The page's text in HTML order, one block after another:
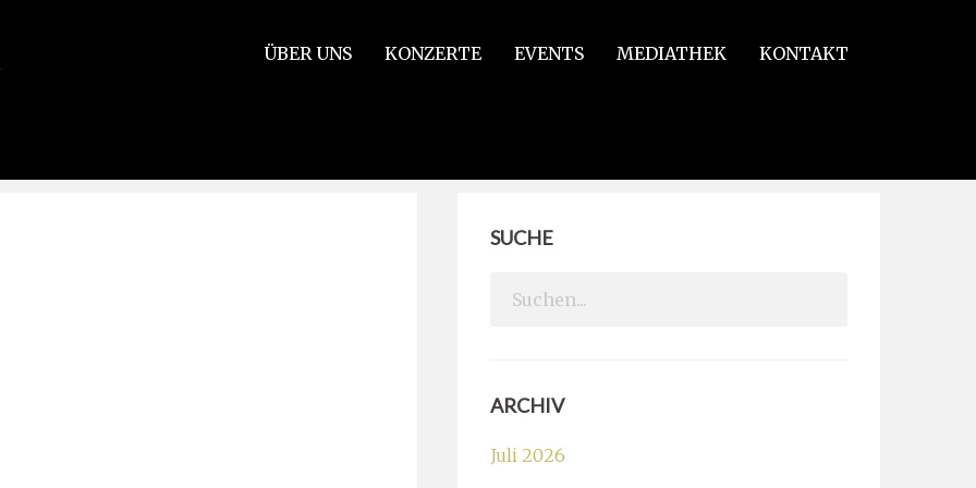
ÜBER UNS KONZERTE EVENTS MEDIATHEK KONTAKT
SUCHE
Search
ARCHIV
Juli 2026